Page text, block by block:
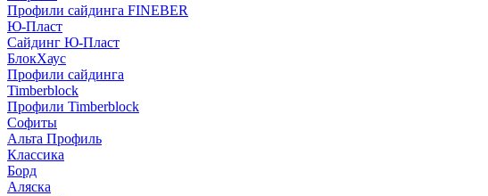
Профили сайдинга FINEBER
Ю-Пласт
Сайдинг Ю-Пласт
БлокХаус
Профили сайдинга
Timberblock
Профили Timberblock
Софиты
Альта Профиль
Классика
Борд
Аляска